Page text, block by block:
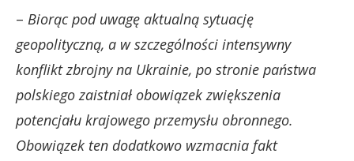
– Biorąc pod uwagę aktualną sytuację
geopolityczną, a w szczególności intensywny
konflikt zbrojny na Ukrainie, po stronie państwa
polskiego zaistniał obowiązek zwiększenia
potencjału krajowego przemysłu obronnego.
Obowiązek ten dodatkowo wzmacnia fakt